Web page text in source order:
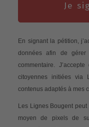
Je
En signant la pétition,
données afin de
commentaire.
citoyennes initiées via
contenus adaptés à mes
Les Lignes Bougent
moyen de pixels de